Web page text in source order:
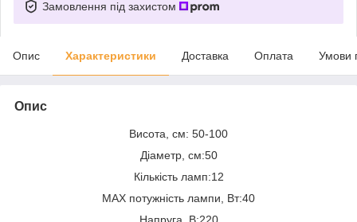
Замовлення під захистом
Опис Характеристики Доставка Оплата Умови
Опис
Висота, см: 50-100
Діаметр, см:50
Кількість ламп:12
MAX потужність лампи, Вт:40
Напруга, В:220